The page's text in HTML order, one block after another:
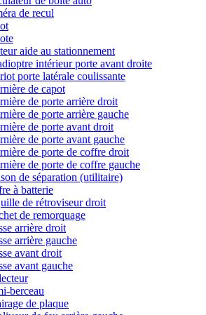
de recul
aide au stationnement
intérieur porte avant droite
porte latérale coulissante
de capot
de porte arrière droit
de porte arrière gauche
de porte avant droit
de porte avant gauche
de porte de coffre droit
de porte de coffre gauche
de séparation (utilitaire)
à batterie
de rétroviseur droit
de remorquage
arrière droit
arrière gauche
avant droit
avant gauche
berceau
de plaque